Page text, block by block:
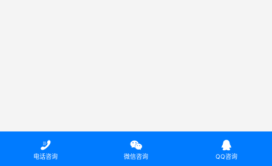

电话咨询

微信咨询

QQ咨询